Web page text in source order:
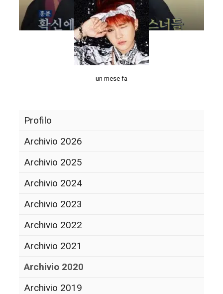
un mese fa
Profilo
Archivio 2026
Archivio 2025
Archivio 2024
Archivio 2023
Archivio 2022
Archivio 2021
Archivio 2020
Archivio 2019